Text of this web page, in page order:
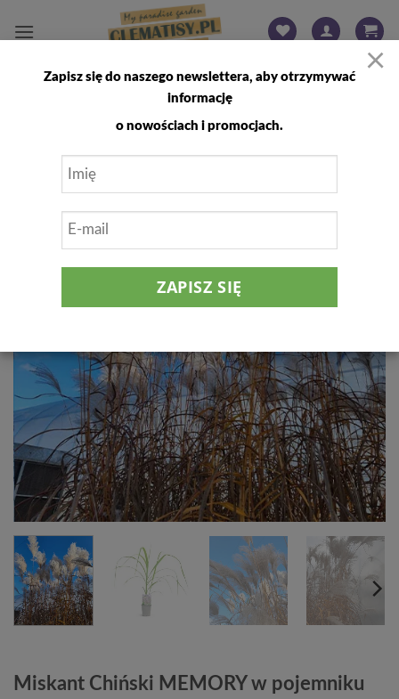
FILTRUJ
Miskant Chiński MEMORY w pojemniku
×
Zapisz się do naszego newslettera, aby otrzymywać
informację
o nowościach i promocjach.